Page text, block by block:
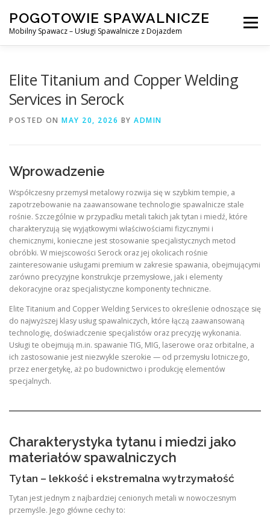
content
POGOTOWIE SPAWALNICZE
Mobilny Spawacz – Usługi Spawalnicze z Dojazdem
Menu
Elite Titanium and Copper Welding
Services in Serock
POSTED ON MAY 20, 2026 BY ADMIN
Wprowadzenie
Współczesny przemysł metalowy rozwija się w szybkim tempie, a
zapotrzebowanie na zaawansowane technologie spawalnicze stale
rośnie. Szczególnie w przypadku metali takich jak tytan i miedź, które
charakteryzują się wyjątkowymi właściwościami fizycznymi i
chemicznymi, konieczne jest stosowanie specjalistycznych metod
obróbki. W miejscowości Serock oraz jej okolicach rośnie
zainteresowanie usługami premium w zakresie spawania, obejmującymi
zarówno precyzyjne konstrukcje przemysłowe, jak i elementy
dekoracyjne oraz specjalistyczne komponenty techniczne.
Elite Titanium and Copper Welding Services to określenie odnoszące się
do najwyższej klasy usług spawalniczych, które łączą zaawansowaną
technologię, doświadczenie specjalistów oraz precyzję wykonania.
Usługi te obejmują m.in. spawanie TIG, MIG, laserowe oraz orbitalne, a
ich zastosowanie jest niezwykle szerokie — od przemysłu lotniczego,
przez energetykę, aż po budownictwo i produkcję elementów
specjalnych.
Charakterystyka tytanu i miedzi jako
materiałów spawalniczych
Tytan – lekkość i ekstremalna wytrzymałość
Tytan jest jednym z najbardziej cenionych metali w nowoczesnym
przemyśle. Jego główne cechy to: